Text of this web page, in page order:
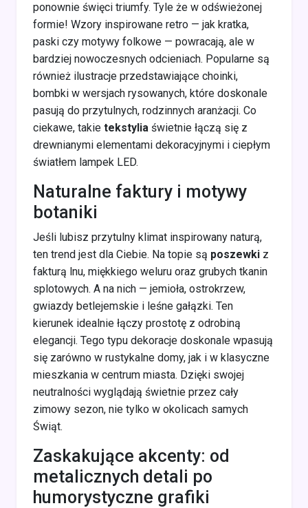
ponownie święci triumfy. Tyle że w odświeżonej
formie! Wzory inspirowane retro — jak kratka,
paski czy motywy folkowe — powracają, ale w
bardziej nowoczesnych odcieniach. Popularne są
również ilustracje przedstawiające choinki,
bombki w wersjach rysowanych, które doskonale
pasują do przytulnych, rodzinnych aranżacji. Co
ciekawe, takie tekstylia świetnie łączą się z
drewnianymi elementami dekoracyjnymi i ciepłym
światłem lampek LED.
Naturalne faktury i motywy
botaniki
Jeśli lubisz przytulny klimat inspirowany naturą,
ten trend jest dla Ciebie. Na topie są poszewki z
fakturą lnu, miękkiego weluru oraz grubych tkanin
splotowych. A na nich — jemioła, ostrokrzew,
gwiazdy betlejemskie i leśne gałązki. Ten
kierunek idealnie łączy prostotę z odrobiną
elegancji. Tego typu dekoracje doskonale wpasują
się zarówno w rustykalne domy, jak i w klasyczne
mieszkania w centrum miasta. Dzięki swojej
neutralności wyglądają świetnie przez cały
zimowy sezon, nie tylko w okolicach samych
Świąt.
Zaskakujące akcenty: od
metalicznych detali po
humorystyczne grafiki